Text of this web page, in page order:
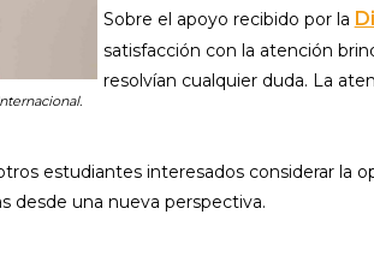
Sobre el apoyo recibido por la
satisfacción con la atención
resolvían cualquier duda. La
estudiantes interesados considerar la
desde una nueva perspectiva.